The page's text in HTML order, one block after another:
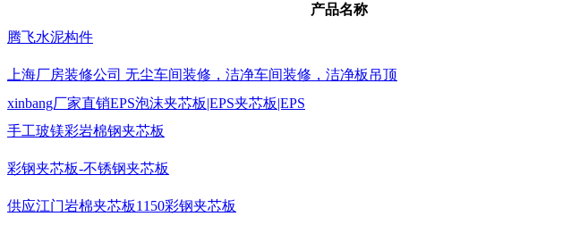
产品名称
腾飞水泥构件
上海厂房装修公司 无尘车间装修，洁净车间装修，洁净板吊顶
xinbang厂家直销EPS泡沫夹芯板|EPS夹芯板|EPS
手工玻镁彩岩棉钢夹芯板
彩钢夹芯板-不锈钢夹芯板
供应江门岩棉夹芯板1150彩钢夹芯板